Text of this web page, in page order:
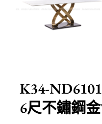
K34-
6尺不鏽鋼